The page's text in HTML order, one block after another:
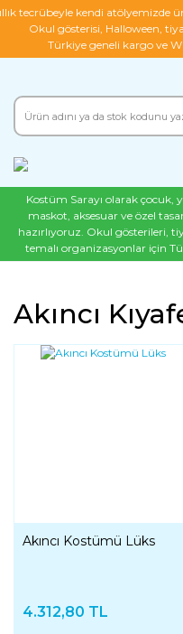
tecrübeyle kendi
Okul gösterisi, Halloween,
Türkiye geneli kargo ve
Kostüm Sarayı olarak çocuk,
maskot, aksesuar ve özel
hazırlıyoruz. Okul gösterileri,
temalı organizasyonlar için
Akıncı
Akıncı Kostümü Lüks
4.312,80 TL